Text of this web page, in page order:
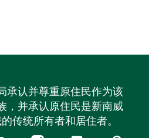
承认并尊重原住民作为该
，并承认原住民是新南威
传统所有者和居住者。